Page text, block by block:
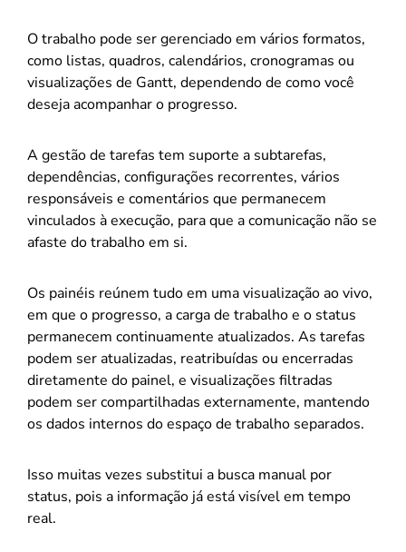
O trabalho pode ser gerenciado em vários formatos,
como listas, quadros, calendários, cronogramas ou
visualizações de Gantt, dependendo de como você
deseja acompanhar o progresso.
A gestão de tarefas tem suporte a subtarefas,
dependências, configurações recorrentes, vários
responsáveis e comentários que permanecem
vinculados à execução, para que a comunicação não se
afaste do trabalho em si.
Os painéis reúnem tudo em uma visualização ao vivo,
em que o progresso, a carga de trabalho e o status
permanecem continuamente atualizados. As tarefas
podem ser atualizadas, reatribuídas ou encerradas
diretamente do painel, e visualizações filtradas
podem ser compartilhadas externamente, mantendo
os dados internos do espaço de trabalho separados.
Isso muitas vezes substitui a busca manual por
status, pois a informação já está visível em tempo
real.